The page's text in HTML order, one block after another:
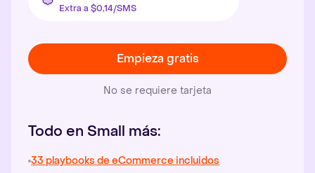
Extra a $0,14/SMS
Empieza gratis
No se requiere tarjeta
Todo en Small más:
33 playbooks de eCommerce incluidos